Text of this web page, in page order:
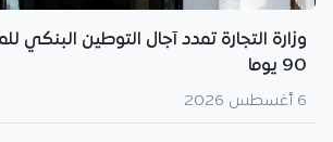
وزارة التجارة تمدد آجال التوطين البنكي
90 يوما
6 أغسطس 2026